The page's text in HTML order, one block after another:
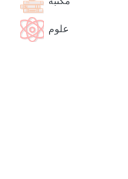
علوم